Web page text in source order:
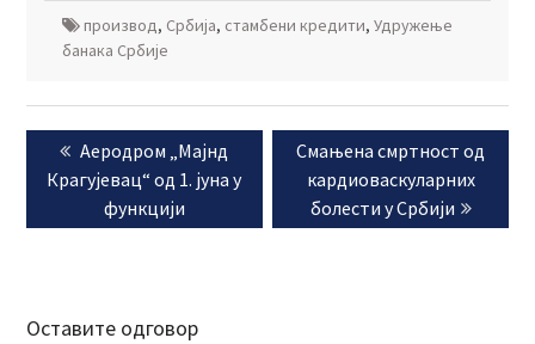
производ, Србија, стамбени кредити, Удружење
банака Србије
Кретање
чланкаPrevious
post:
Аеродром „Мајнд
Крагујевац“ од 1. јуна у
функцији
Next
post:
Смањена смртност од
кардиоваскуларних
болести у Србији
Оставите одговор